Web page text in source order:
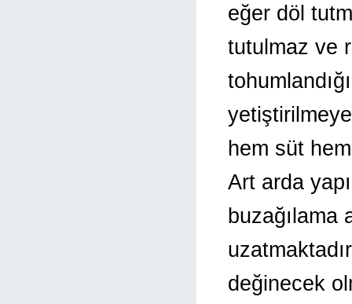
eğer döl
tutulmaz ve
hem süt
Art arda
buzağılama
değinecek